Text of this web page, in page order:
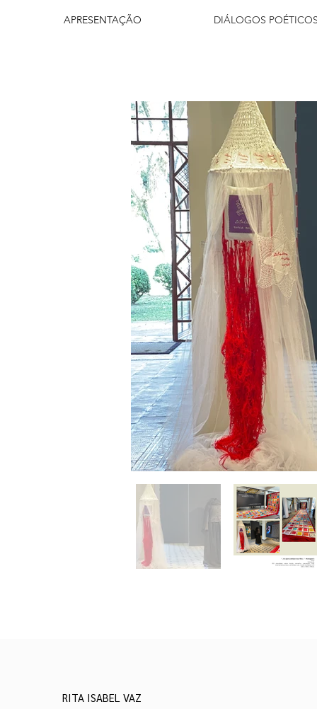
APRESENTAÇÃO DIÁLOGOS
RITA ISABEL VAZ